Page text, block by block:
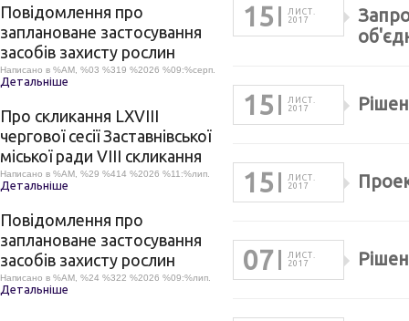
Повідомлення про
заплановане застосування
засобів захисту рослин
Написано в %AM, %03 %319 %2026 %09:%серп.
Детальніше
Про скликання LХVІІІ
чергової сесії Заставнівської
міської ради VIII скликання
Написано в %AM, %29 %414 %2026 %11:%лип.
Детальніше
Повідомлення про
заплановане застосування
засобів захисту рослин
Написано в %AM, %24 %322 %2026 %09:%лип.
Детальніше
15
ЛИСТ.
2017
15
ЛИСТ.
2017
15
ЛИСТ.
2017
07
ЛИСТ.
2017